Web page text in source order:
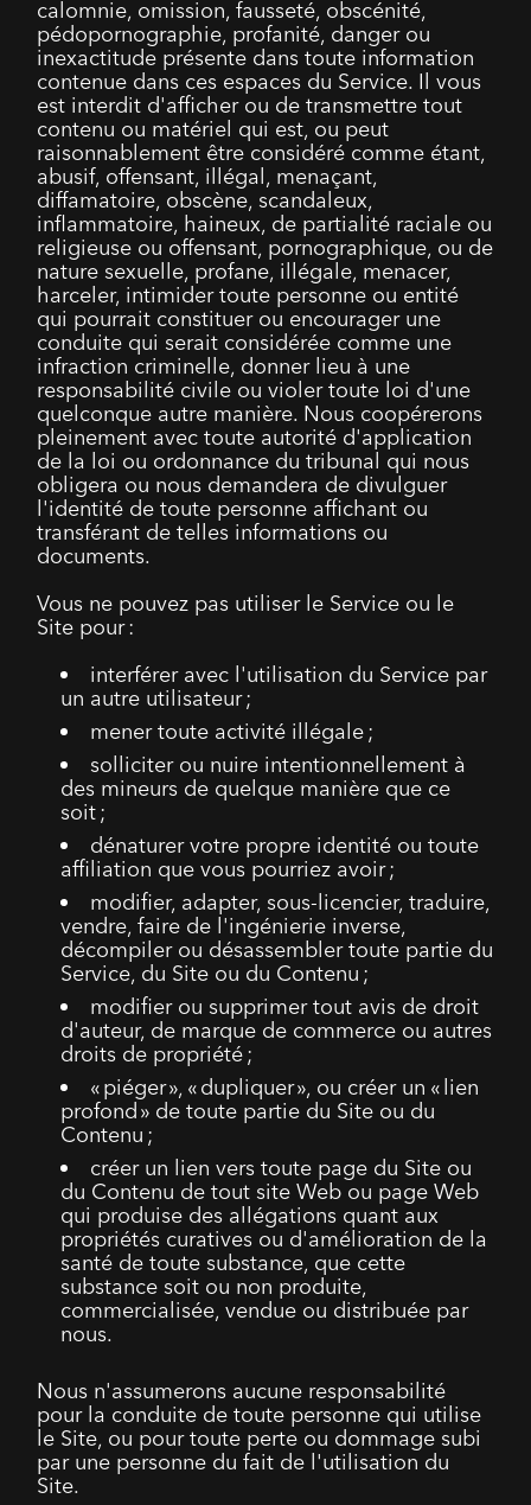
calomnie, omission, fausseté, obscénité,
pédopornographie, profanité, danger ou
inexactitude présente dans toute information
contenue dans ces espaces du Service. Il vous
est interdit d'afficher ou de transmettre tout
contenu ou matériel qui est, ou peut
raisonnablement être considéré comme étant,
abusif, offensant, illégal, menaçant,
diffamatoire, obscène, scandaleux,
inflammatoire, haineux, de partialité raciale ou
religieuse ou offensant, pornographique, ou de
nature sexuelle, profane, illégale, menacer,
harceler, intimider toute personne ou entité
qui pourrait constituer ou encourager une
conduite qui serait considérée comme une
infraction criminelle, donner lieu à une
responsabilité civile ou violer toute loi d'une
quelconque autre manière. Nous coopérerons
pleinement avec toute autorité d'application
de la loi ou ordonnance du tribunal qui nous
obligera ou nous demandera de divulguer
l'identité de toute personne affichant ou
transférant de telles informations ou
documents.
Vous ne pouvez pas utiliser le Service ou le
Site pour :
interférer avec l'utilisation du Service par
un autre utilisateur ;
mener toute activité illégale ;
solliciter ou nuire intentionnellement à
des mineurs de quelque manière que ce
soit ;
dénaturer votre propre identité ou toute
affiliation que vous pourriez avoir ;
modifier, adapter, sous-licencier, traduire,
vendre, faire de l'ingénierie inverse,
décompiler ou désassembler toute partie du
Service, du Site ou du Contenu ;
modifier ou supprimer tout avis de droit
d'auteur, de marque de commerce ou autres
droits de propriété ;
« piéger », « dupliquer », ou créer un « lien
profond » de toute partie du Site ou du
Contenu ;
créer un lien vers toute page du Site ou
du Contenu de tout site Web ou page Web
qui produise des allégations quant aux
propriétés curatives ou d'amélioration de la
santé de toute substance, que cette
substance soit ou non produite,
commercialisée, vendue ou distribuée par
nous.
Nous n'assumerons aucune responsabilité
pour la conduite de toute personne qui utilise
le Site, ou pour toute perte ou dommage subi
par une personne du fait de l'utilisation du
Site.